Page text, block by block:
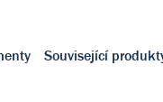
Související